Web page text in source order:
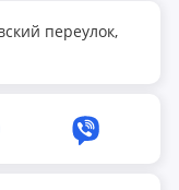
переулок,